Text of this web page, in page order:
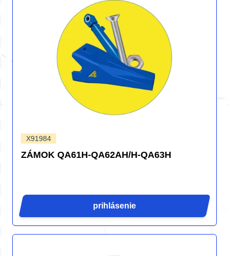
X91984
ZÁMOK QA61H-QA62AH/H-QA63H
prihlásenie